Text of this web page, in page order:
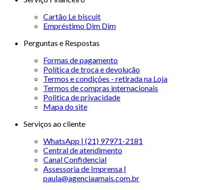
Cartão Le biscuit
Empréstimo Dim Dim
Perguntas e Respostas
Formas de pagamento
Política de troca e devolução
Termos e condições - retirada na Loja
Termos de compras internacionais
Politica de privacidade
Mapa do site
Serviços ao cliente
WhatsApp | (21) 97971-2181
Central de atendimento
Canal Confidencial
Assessoria de Imprensa |
paula@agenciaamais.com.br